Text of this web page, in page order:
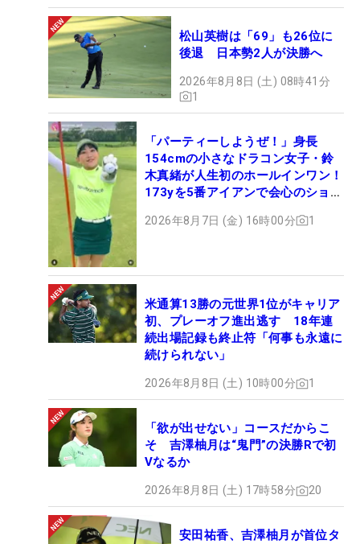
松山英樹は「69」も26位に
後退 日本勢2人が決勝へ
2026年8月8日 (土) 08時41分
1
「パーティーしようぜ！」身長
154cmの小さなドラコン女子・鈴
木真緒が人生初のホールインワン！
173yを5番アイアンで会心のショッ
2026年8月7日 (金) 16時00分 1
米通算13勝の元世界1位がキャリア
初、プレーオフ進出逃す 18年連
続出場記録も終止符「何事も永遠に
続けられない」
2026年8月8日 (土) 10時00分 1
「欲が出せない」コースだからこ
そ 吉澤柚月は“鬼門”の決勝Rで初
Vなるか
2026年8月8日 (土) 17時58分 20
安田祐香、吉澤柚月が首位タ